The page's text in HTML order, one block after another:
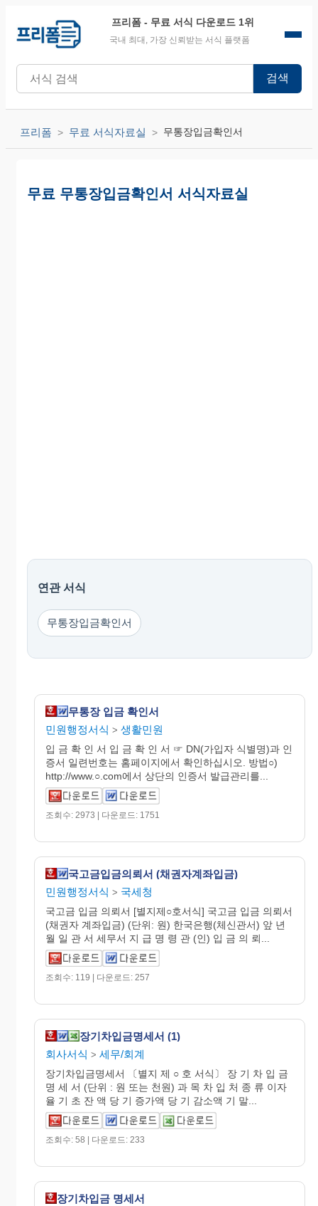
프리폼 - 무료 서식 다운로드 1위
국내 최대, 가장 신뢰받는 서식 플랫폼
검색
프리폼 무료 서식자료실 무통장입금확인서
무료 무통장입금확인서 서식자료실
연관 서식
무통장입금확인서
무통장 입금 확인서
민원행정서식 > 생활민원
입 금 확 인 서 입 금 확 인 서 ☞ DN(가입자 식별명)과 인
증서 일련번호는 홈페이지에서 확인하십시오. 방법○)
http://www.○.com에서 상단의 인증서 발급관리를...
조회수: 2973 | 다운로드: 1751
국고금입금의뢰서 (채권자계좌입금)
민원행정서식 > 국세청
국고금 입금 의뢰서 [별지제○호서식] 국고금 입금 의뢰서
(채권자 계좌입금) (단위: 원) 한국은행(체신관서) 앞 년
월 일 관 서 세무서 지 급 명 령 관 (인) 입 금 의 뢰...
조회수: 119 | 다운로드: 257
장기차입금명세서 (1)
회사서식 > 세무/회계
장기차입금명세서 〔별지 제 ○ 호 서식〕 장 기 차 입 금
명 세 서 (단위 : 원 또는 천원) 과 목 차 입 처 종 류 이자
율 기 초 잔 액 당 기 증가액 당 기 감소액 기 말...
조회수: 58 | 다운로드: 233
장기차입금 명세서